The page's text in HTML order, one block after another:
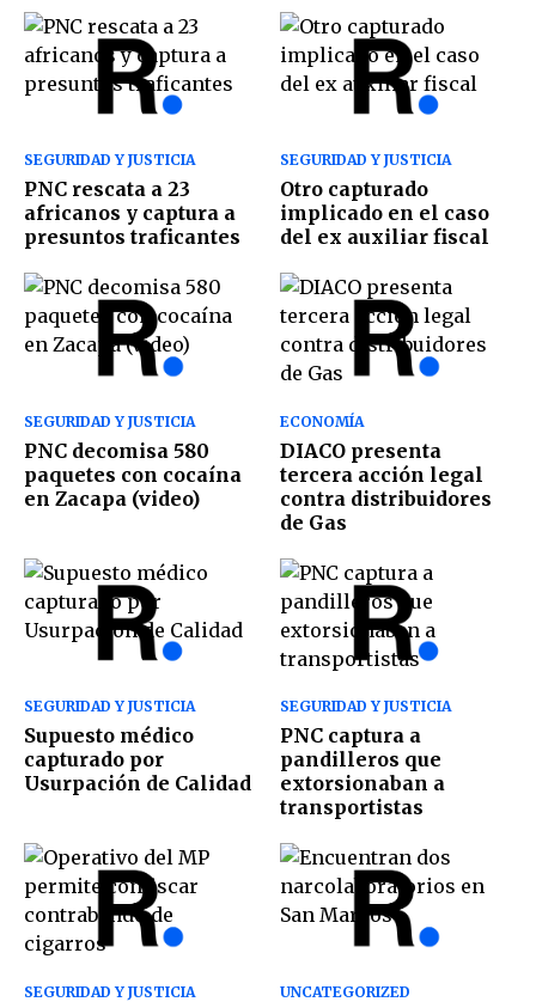
SEGURIDAD Y JUSTICIA
PNC rescata a 23
africanos y captura a
presuntos traficantes
SEGURIDAD Y JUSTICIA
Otro capturado
implicado en el caso
del ex auxiliar fiscal
SEGURIDAD Y JUSTICIA
PNC decomisa 580
paquetes con cocaína
en Zacapa (video)
ECONOMÍA
DIACO presenta
tercera acción legal
contra distribuidores
de Gas
SEGURIDAD Y JUSTICIA
Supuesto médico
capturado por
Usurpación de Calidad
SEGURIDAD Y JUSTICIA
PNC captura a
pandilleros que
extorsionaban a
transportistas
SEGURIDAD Y JUSTICIA UNCATEGORIZED